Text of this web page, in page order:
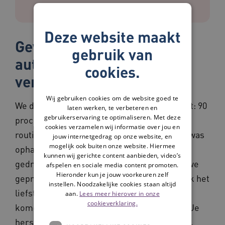
Gewoonten en
automatismen in het
verkeer
We doen heel veel op de automatische piloot: 90
procent van de beslissingen nemen we
routinematig. Douchen, tandenpoetsen, de was
ophangen, het zijn allemaal vaste
gedragspatronen. Niks aan te doen: zo zijn we
geprogrammeerd. Het brein neemt namelijk het
liefst de kortste weg om tot een keuze te
komen, want dat scheelt een hoop energie. Je
hersenen houden dus van gemak en routine.
Deze website maakt
gebruik van
cookies.
Wij gebruiken cookies om de website goed te
laten werken, te verbeteren en
gebruikerservaring te optimaliseren. Met deze
cookies verzamelen wij informatie over jou en
jouw internetgedrag op onze website, en
mogelijk ook buiten onze website. Hiermee
kunnen wij gerichte content aanbieden, video’s
afspelen en sociale media content promoten.
Hieronder kun je jouw voorkeuren zelf
instellen. Noodzakelijke cookies staan altijd
aan. Lees meer hierover in onze
cookieverklaring.